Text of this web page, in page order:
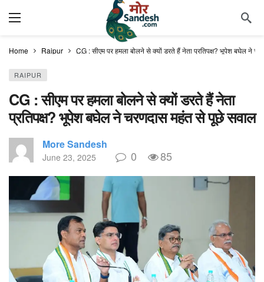
Home Raipur CG : सीएम पर हमला बोलने से क्यों डरते हैं नेता प्रतिपक्ष? भूपेश बघेल ने
RAIPUR
CG : सीएम पर हमला बोलने से क्यों डरते हैं नेता
प्रतिपक्ष? भूपेश बघेल ने चरणदास महंत से पूछे सवाल
More Sandesh
June 23, 2025 0 85